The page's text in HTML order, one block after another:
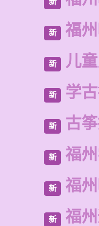
新
新 福
新 儿
新 学
新 古
新 福
新 福
新 福